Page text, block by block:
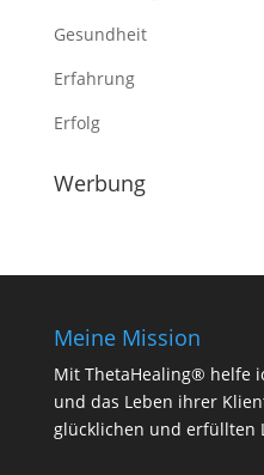
Gesundheit
Erfahrung
Erfolg
Werbung
Meine Mission
Mit ThetaHealing® helfe
und das Leben ihrer
glücklichen und erfüllten